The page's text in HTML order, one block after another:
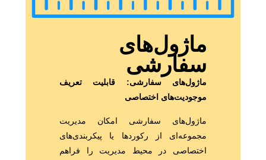
ماژول‌های
سفارشی
ماژول‌های سفارشی: قابلیت تعریف
موجودیت‌های اختصاصی
ماژول‌های سفارشی امکان مدیریت
مجموعه‌ای از رکوردها یا پیکربندی‌های
اختصاصی در محیط مدیریت را فراهم